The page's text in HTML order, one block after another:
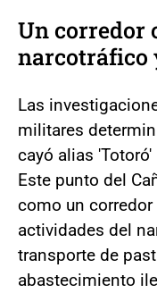
Un corredor
narcotráfico
Las
militares
cayó alias
Este punto del
como un
actividades del
transporte de
abastecimiento